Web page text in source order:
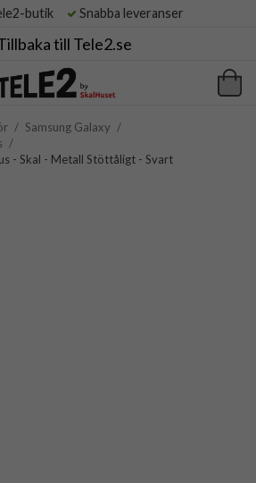
butik Snabba leveranser
till Tele2.se
/ Samsung Galaxy /
/
- Skal - Metall Stöttåligt - Svart